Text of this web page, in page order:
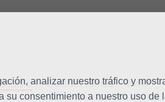
analizar nuestro tráfico y
su consentimiento a nuestro uso de
Quiénes somos Misión